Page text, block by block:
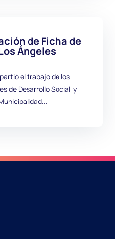
de Ficha de
Ángeles
el trabajo de los
de Desarrollo Social y